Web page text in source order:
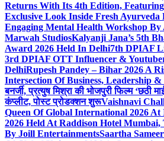
Returns With Its 4th Edition,
Exclusive Look Inside Fresh Ayurveda
Engaging Mental Health Workshop
Marwah StudiosKalyanji Jana’s 5th
Award 2026 Held In Delhi7th DPIAF
3rd DPIAF OTT Influencer &
DelhiRupesh Pandey – Bihar 2026 A
Intersection Of Business, Leadership &
बनर्जी, प्रत्युष मिश्रा की भोजपुरी फिल्म ‘छठी
कंप्लीट, पोस्ट प्रोडक्शन शुरूVaishnavi
Queen Of Global International 2026
2026 Held At Raddison Hotel Mumbai,
By Joill EntertainmentsSaartha